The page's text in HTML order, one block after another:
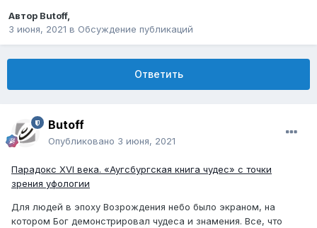
Автор Butoff,
3 июня, 2021 в Обсуждение публикаций
Ответить
Butoff
Опубликовано 3 июня, 2021
Парадокс XVI века. «Аугсбургская книга чудес» с точки
зрения уфологии
Для людей в эпоху Возрождения небо было экраном, на
котором Бог демонстрировал чудеса и знамения. Все, что